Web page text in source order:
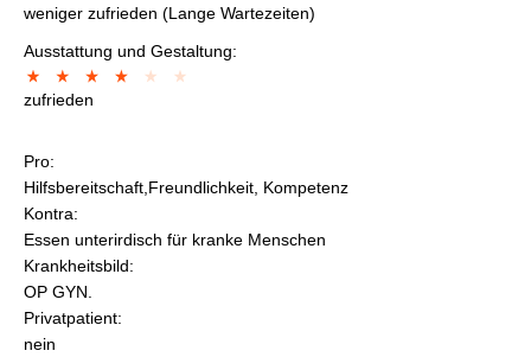
weniger zufrieden (Lange Wartezeiten)
Ausstattung und Gestaltung:
zufrieden
Pro:
Hilfsbereitschaft,Freundlichkeit, Kompetenz
Kontra:
Essen unterirdisch für kranke Menschen
Krankheitsbild:
OP GYN.
Privatpatient:
nein